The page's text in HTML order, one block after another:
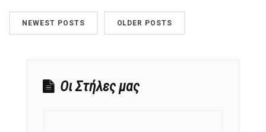
NEWEST POSTS OLDER POSTS
Οι Στήλες μας